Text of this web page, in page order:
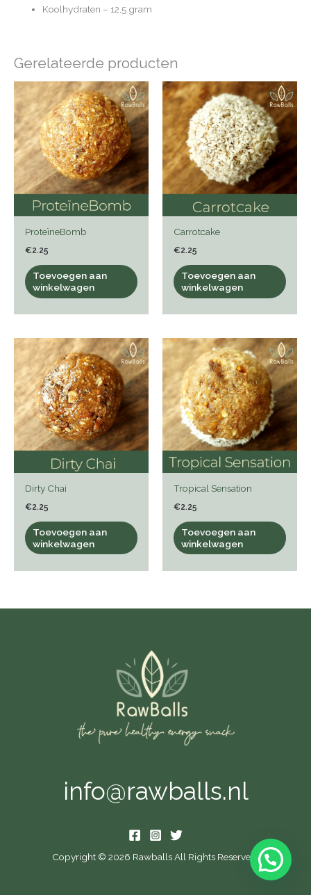
Koolhydraten – 12,5 gram
Gerelateerde producten
ProteïneBomb
€2.25
Toevoegen aan
winkelwagen
Carrotcake
€2.25
Toevoegen aan
winkelwagen
Dirty Chai
€2.25
Toevoegen aan
winkelwagen
Tropical Sensation
€2.25
Toevoegen aan
winkelwagen
info@rawballs.nl
Copyright © 2026 Rawballs All Rights Reserved.